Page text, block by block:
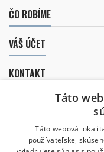
ČO ROBÍME
VÁŠ ÚČET
KONTAKT
Táto
Táto webová
používateľskej